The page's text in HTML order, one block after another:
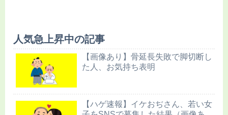
人気急上昇中の記事
【画像あり】骨延長失敗で脚切断し
た人、お気持ち表明
【ハゲ速報】イケおぢさん、若い女